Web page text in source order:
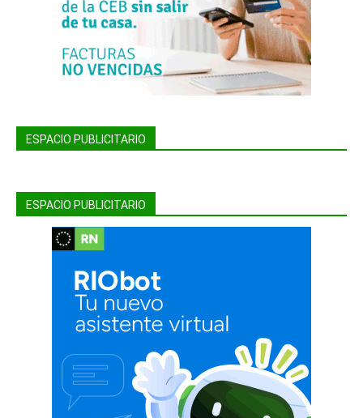
ESPACIO PUBLICITARIO
ESPACIO PUBLICITARIO